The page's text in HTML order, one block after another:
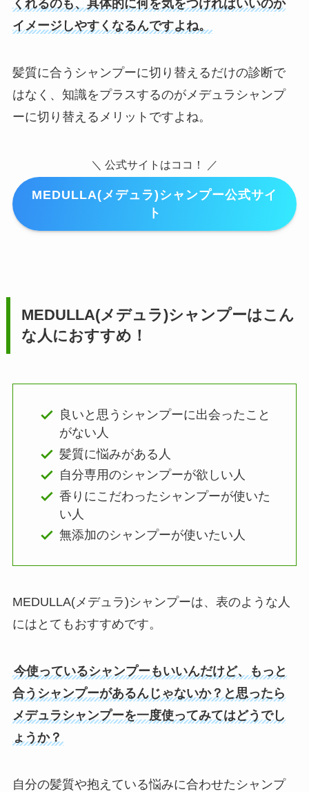
くれるのも、具体的に何を気をつければいいのか
イメージしやすくなるんですよね。
髪質に合うシャンプーに切り替えるだけの診断で
はなく、知識をプラスするのがメデュラシャンプ
ーに切り替えるメリットですよね。
＼ 公式サイトはココ！ ／
MEDULLA(メデュラ)シャンプー公式サイ
ト
MEDULLA(メデュラ)シャンプーはこん
な人におすすめ！
良いと思うシャンプーに出会ったこと
がない人
髪質に悩みがある人
自分専用のシャンプーが欲しい人
香りにこだわったシャンプーが使いた
い人
無添加のシャンプーが使いたい人
MEDULLA(メデュラ)シャンプーは、表のような人
にはとてもおすすめです。
今使っているシャンプーもいいんだけど、もっと
合うシャンプーがあるんじゃないか？と思ったら
メデュラシャンプーを一度使ってみてはどうでし
ょうか？
自分の髪質や抱えている悩みに合わせたシャンプ